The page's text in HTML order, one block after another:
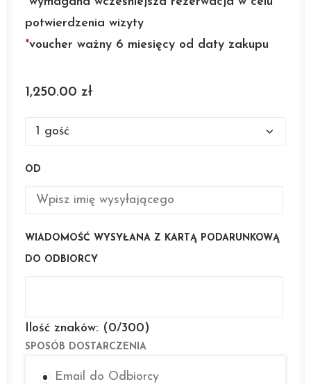
potwierdzenia wizyty
*voucher ważny 6 miesięcy od daty zakupu
1,250.00 zł
OD
WIADOMOŚĆ WYSYŁANA Z KARTĄ PODARUNKOWĄ
DO ODBIORCY
Ilość znaków: (0/300)
SPOSÓB DOSTARCZENIA
Email do Odbiorcy